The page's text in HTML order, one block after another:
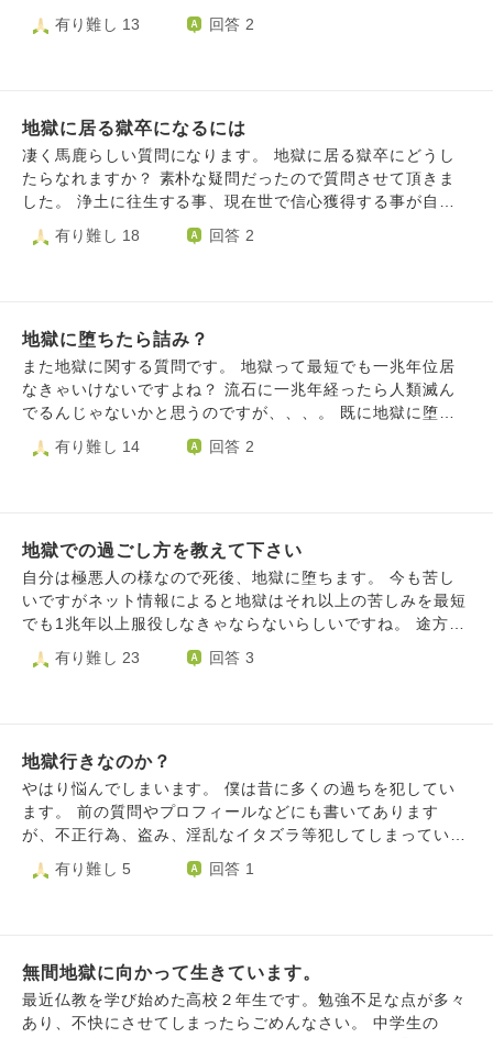
金で首が回らなくなり、無職でどこも雇ってくれず〜 今ま
での人生が地獄だと思いますが、 地獄とは今以上に辛いも
有り難し 13 回答 2
地獄に居る獄卒になるには
凄く馬鹿らしい質問になります。 地獄に居る獄卒にどうし
たらなれますか？ 素朴な疑問だったので質問させて頂きま
した。 浄土に往生する事、現在世で信心獲得する事が自分
の最優先事項なのは変わってません。 その上で地獄にいる
獄卒はどこで産まれ、人間が獄卒になるには何をすれば良い
有り難し 18 回答 2
地獄に堕ちたら詰み？
また地獄に関する質問です。 地獄って最短でも一兆年位居
なきゃいけないですよね？ 流石に一兆年経ったら人類滅ん
でるんじゃないかと思うのですが、、、。 既に地獄に堕ち
てる人はどれだけ改心しても2度と人間に生まれ変わる事は
ない、つまり仏教を学べないから救われないって事になりま
有り難し 14 回答 2
地獄での過ごし方を教えて下さい
自分は極悪人の様なので死後、地獄に堕ちます。 今も苦し
いですがネット情報によると地獄はそれ以上の苦しみを最短
でも1兆年以上服役しなきゃならないらしいですね。 途方も
ない時間ですが自分は人間界に相応しくない生き物なので頑
張って地獄で生活しようと思ってます。 これは余談ですが
出す為に線路の先にあるトンネルに走ろうとしますが中々辿
り着けず恐ろしい何かが警笛を鳴らして走ってくるので素早
く安全な所まで逃げました。 逃げ遅れた人達が居たのです
が彼らは恐ろしい呻き声を挙げて苦しみ出します。 夢はこ
憎まれ口も叩かれるので薄々、極悪人の自覚はありました。
極悪人の私が地獄に堕ちるのですが地獄で生活する際の心
得、或いは模範的な生活の仕方があれば教えて下さい。
有り難し 23 回答 3
地獄行きなのか？
やはり悩んでしまいます。 僕は昔に多くの過ちを犯してい
ます。 前の質問やプロフィールなどにも書いてあります
が、不正行為、盗み、淫乱なイタズラ等犯してしまっていま
す。 今は、反省しなるべく誠実に生きようと良い行いや、
自分なりに償おうとしています。でも、過去にやったことは
有り難し 5 回答 1
無間地獄に向かって生きています。
最近仏教を学び始めた高校２年生です。勉強不足な点が多々
あり、不快にさせてしまったらごめんなさい。 中学生の